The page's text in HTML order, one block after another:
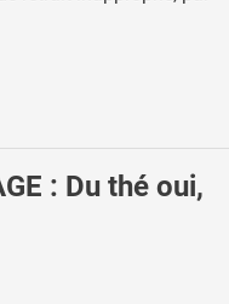
: Du thé oui,